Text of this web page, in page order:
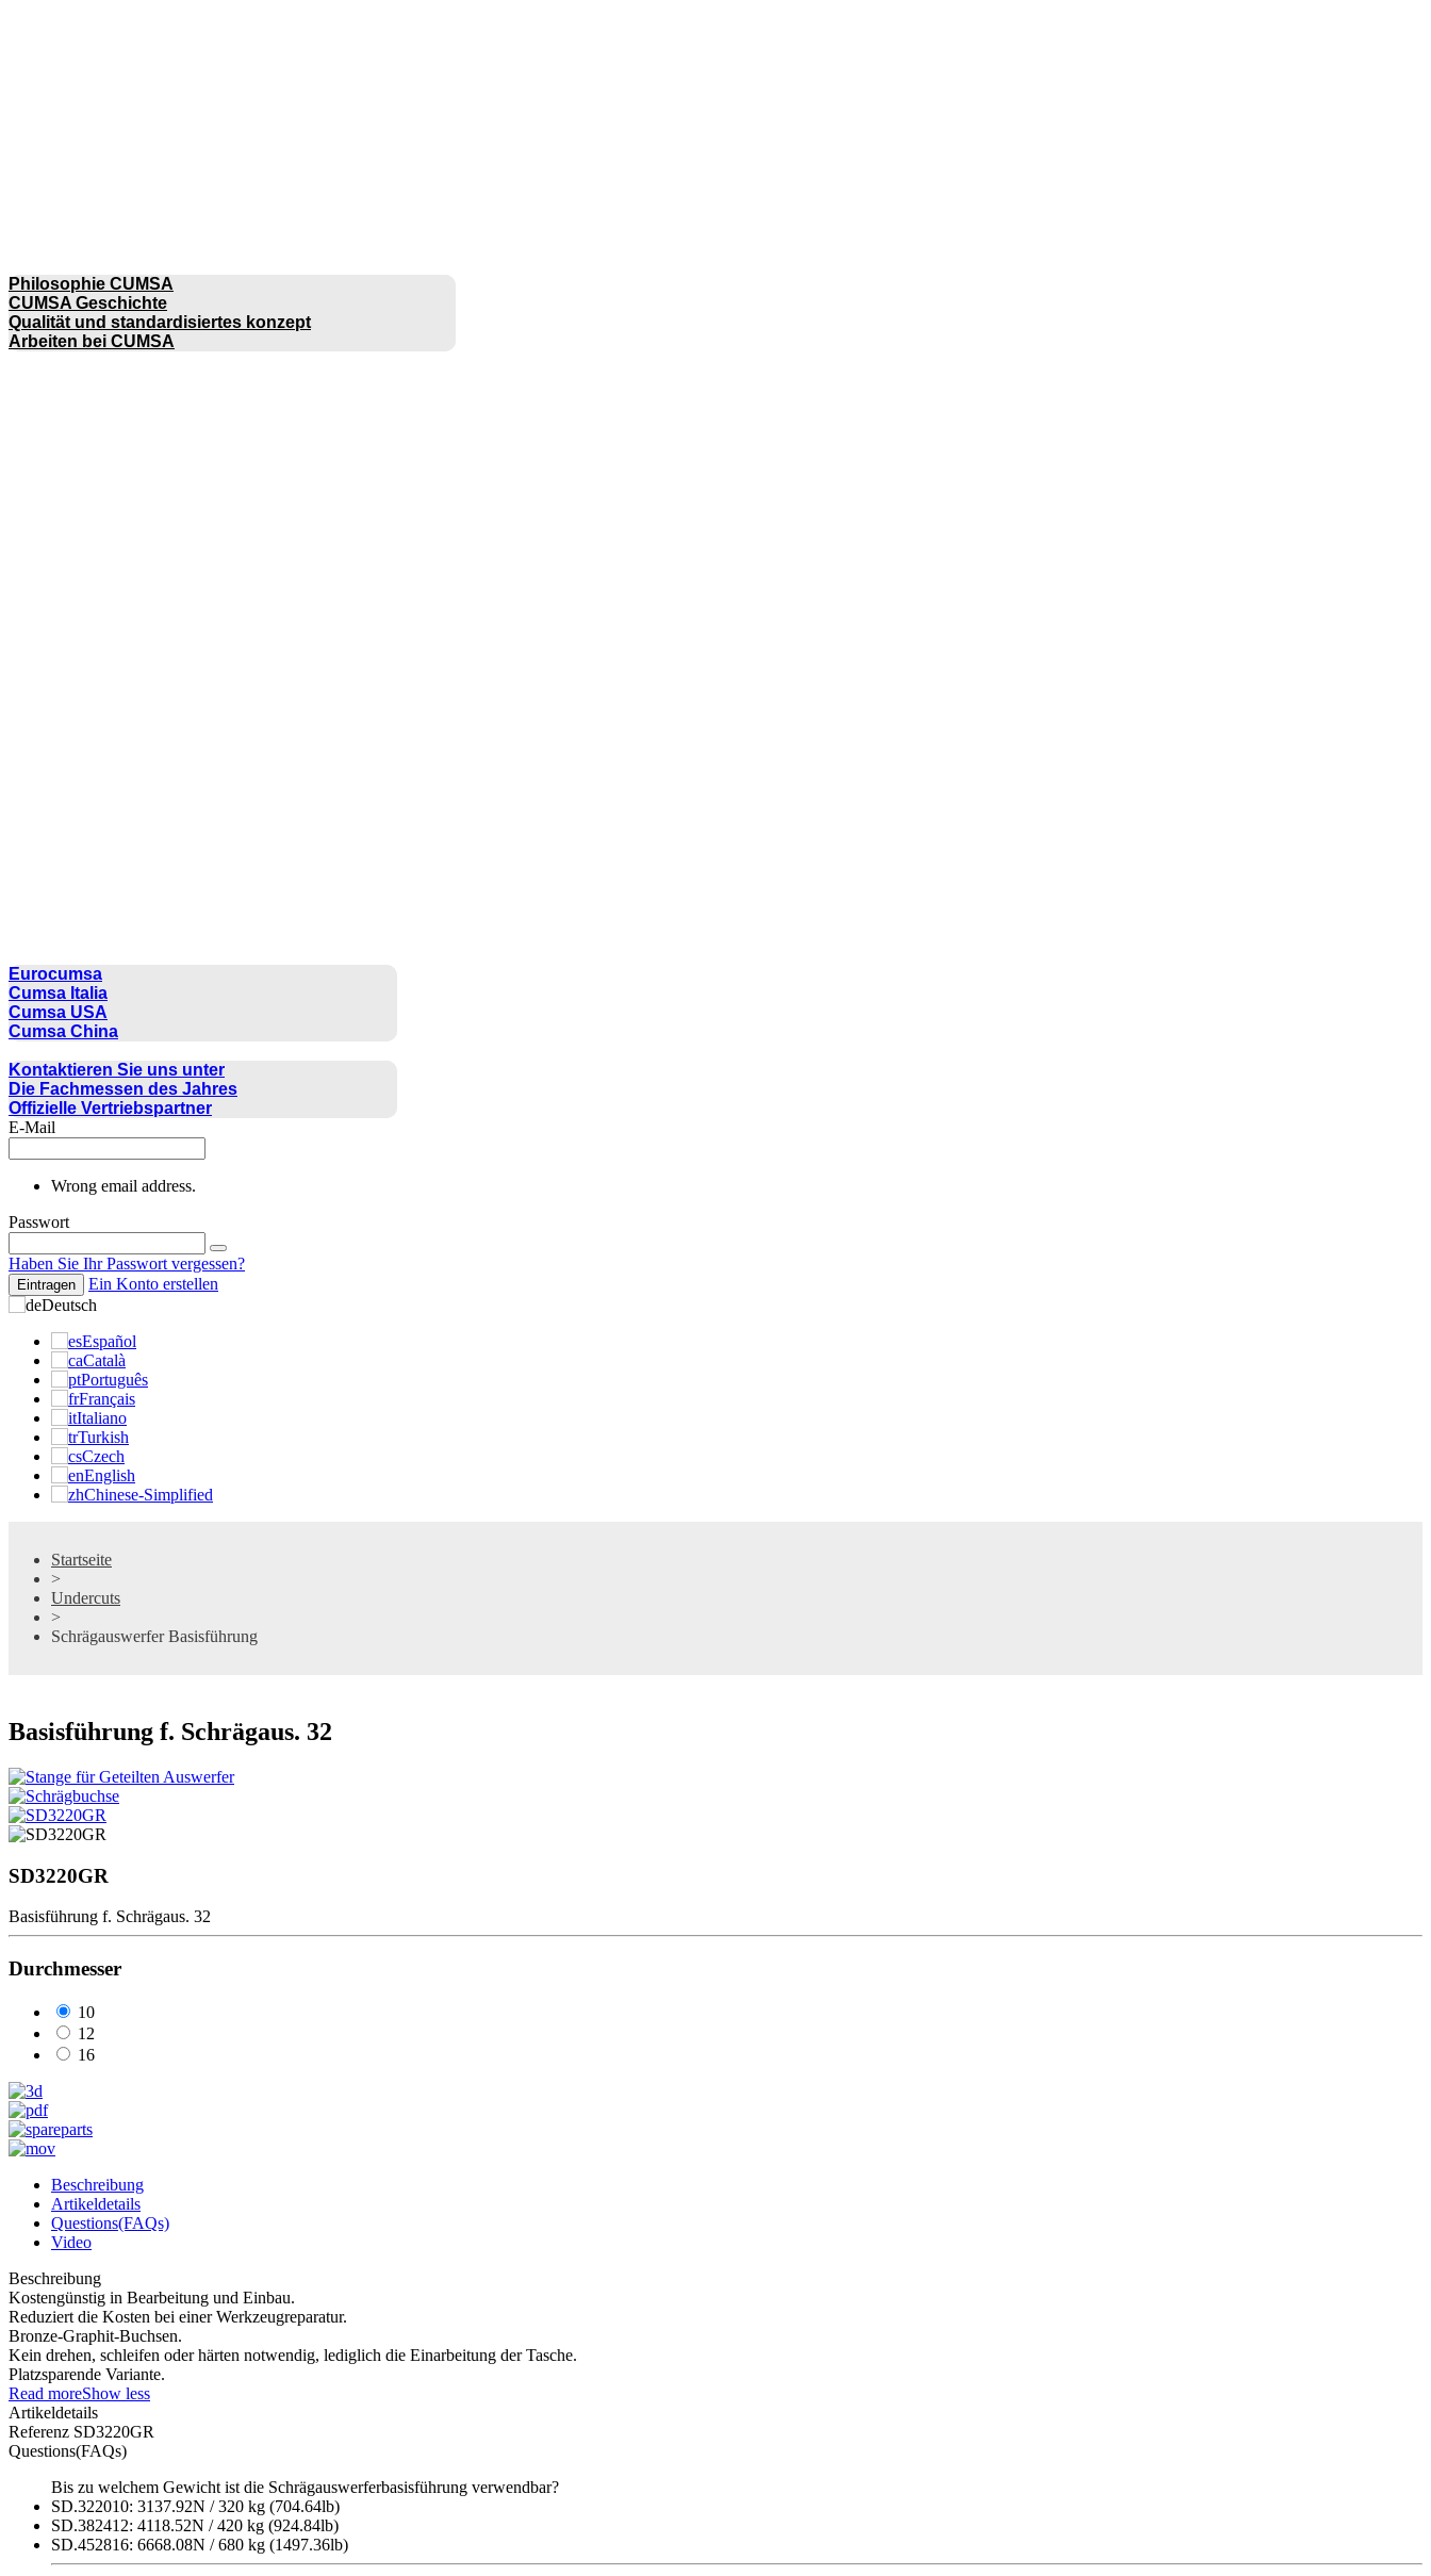
Philosophie CUMSA
CUMSA Geschichte
Qualität und standardisiertes konzept
Arbeiten bei CUMSA
Eurocumsa
Cumsa Italia
Cumsa USA
Cumsa China
Kontaktieren Sie uns unter
Die Fachmessen des Jahres
Offizielle Vertriebspartner
E-Mail
Wrong email address.
Passwort
Haben Sie Ihr Passwort vergessen?
Eintragen
Ein Konto erstellen
Deutsch
Español
Català
Português
Français
Italiano
Turkish
Czech
English
Chinese-Simplified
Startseite
>
Undercuts
>
Schrägauswerfer Basisführung
Basisführung f. Schrägaus. 32
SD3220GR
Basisführung f. Schrägaus. 32
Durchmesser
10
12
16
Beschreibung
Artikeldetails
Questions(FAQs)
Video
Beschreibung
Kostengünstig in Bearbeitung und Einbau.
Reduziert die Kosten bei einer Werkzeugreparatur.
Bronze-Graphit-Buchsen.
Kein drehen, schleifen oder härten notwendig, lediglich die Einarbeitung der Tasche.
Platzsparende Variante.
Read moreShow less
Artikeldetails
Referenz SD3220GR
Questions(FAQs)
Bis zu welchem Gewicht ist die Schrägauswerferbasisführung verwendbar?
SD.322010: 3137.92N / 320 kg (704.64lb)
SD.382412: 4118.52N / 420 kg (924.84lb)
SD.452816: 6668.08N / 680 kg (1497.36lb)